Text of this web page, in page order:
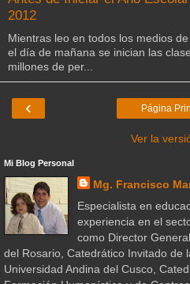
2012
Mientras leo en todos los medios
el día de mañana se inician las
millones de per...
‹ Página
Ver la
Mi Blog Personal
Mg. Francisco
Especialista en
experiencia en el
como Director
del Rosario, Catedrático Invitado de
Universidad Andina del Cusco,